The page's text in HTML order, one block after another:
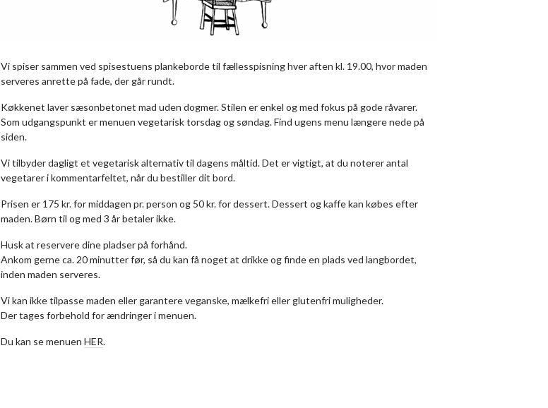
Vi spiser sammen ved spisestuens plankeborde til fællesspisning hver aften kl. 19.00, hvor maden
serveres anrette på fade, der går rundt.
Køkkenet laver sæsonbetonet mad uden dogmer. Stilen er enkel og med fokus på gode råvarer.
Som udgangspunkt er menuen vegetarisk torsdag og søndag. Find ugens menu længere nede på
siden.
Vi tilbyder dagligt et vegetarisk alternativ til dagens måltid. Det er vigtigt, at du noterer antal
vegetarer i kommentarfeltet, når du bestiller dit bord.
Prisen er 175 kr. for middagen pr. person og 50 kr. for dessert. Dessert og kaffe kan købes efter
maden. Børn til og med 3 år betaler ikke.
Husk at reservere dine pladser på forhånd.
Ankom gerne ca. 20 minutter før, så du kan få noget at drikke og finde en plads ved langbordet,
inden maden serveres.
Vi kan ikke tilpasse maden eller garantere veganske, mælkefri eller glutenfri muligheder.
Der tages forbehold for ændringer i menuen.
Du kan se menuen HER.